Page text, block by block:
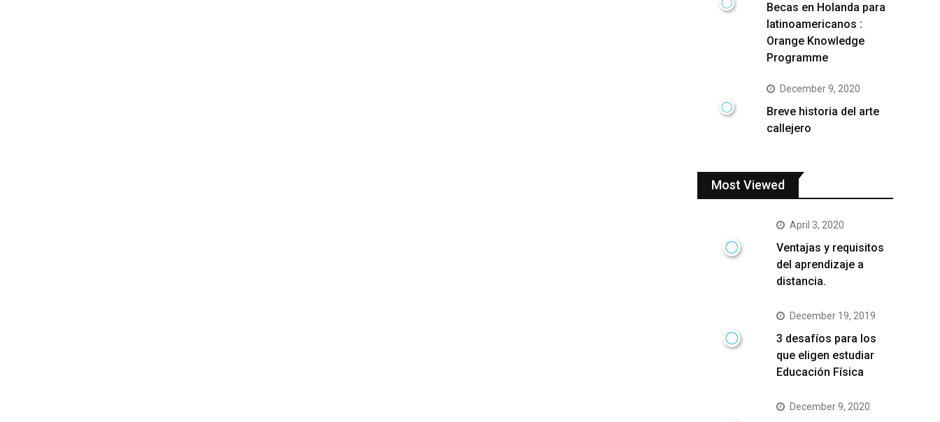
Becas en Holanda para
latinoamericanos :
Orange Knowledge
Programme
December 9, 2020
Breve historia del arte
callejero
Most Viewed
April 3, 2020
Ventajas y requisitos
del aprendizaje a
distancia.
December 19, 2019
3 desafíos para los
que eligen estudiar
Educación Física
December 9, 2020